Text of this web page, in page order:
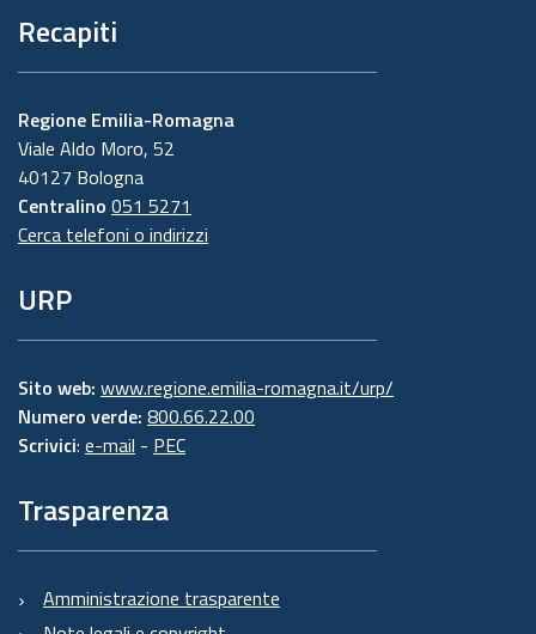
Recapiti
Regione Emilia-Romagna
Viale Aldo Moro, 52
40127 Bologna
Centralino 051 5271
Cerca telefoni o indirizzi
URP
Sito web: www.regione.emilia-romagna.it/urp/
Numero verde: 800.66.22.00
Scrivici: e-mail - PEC
Trasparenza
Amministrazione trasparente